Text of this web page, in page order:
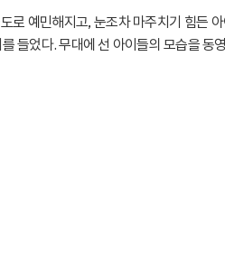
예민해지고, 눈조차 마주치기 힘든
들었다. 무대에 선 아이들의 모습을